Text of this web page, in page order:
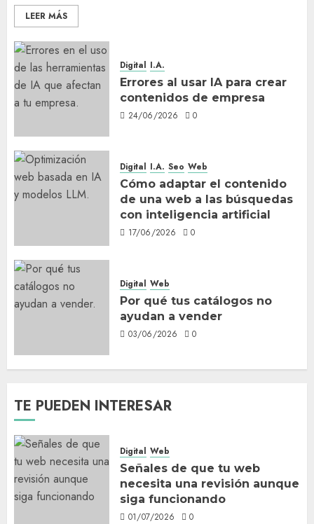
LEER MÁS
Digital I.A.
Errores al usar IA para crear
contenidos de empresa
24/06/2026 0
Digital I.A. Seo Web
Cómo adaptar el contenido
de una web a las búsquedas
con inteligencia artificial
17/06/2026 0
Digital Web
Por qué tus catálogos no
ayudan a vender
03/06/2026 0
TE PUEDEN INTERESAR
Digital Web
Señales de que tu web
necesita una revisión aunque
siga funcionando
01/07/2026 0